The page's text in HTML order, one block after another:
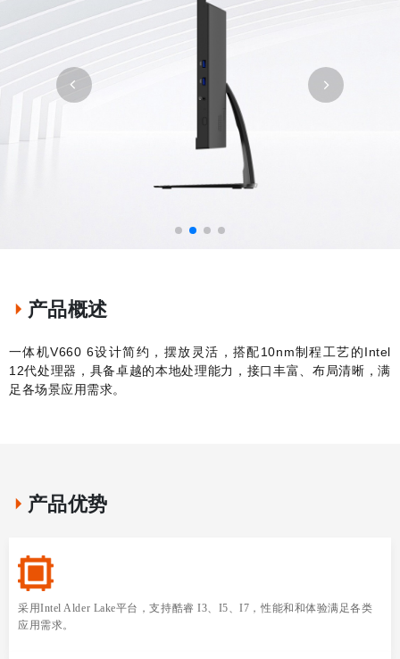
产品概述
一体机V660 6设计简约，摆放灵活，搭配10nm制程工艺的Intel
12代处理器，具备卓越的本地处理能力，接口丰富、布局清晰，满
足各场景应用需求。
产品优势
采用Intel Alder Lake平台，支持酷睿 I3、I5、I7，性能和和体验满足各类
应用需求。